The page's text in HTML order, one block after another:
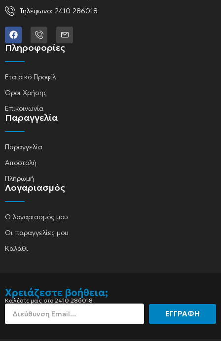
Τηλέφωνο: 2410 286018
Πληροφορίες
Εταιρικό Προφίλ
Όροι Χρήσης
Επικοινωνία
Παραγγελία
Παραγγελία
Αποστολή
Πληρωμή
Λογαριασμός
Ο λογαριασμός μου
Οι παραγγελίες μου
Καλάθι
Χρειάζεστε βοήθεια;
Καλέστε μας στο 2410 286018
ΕΓΓΡΑΦΗ